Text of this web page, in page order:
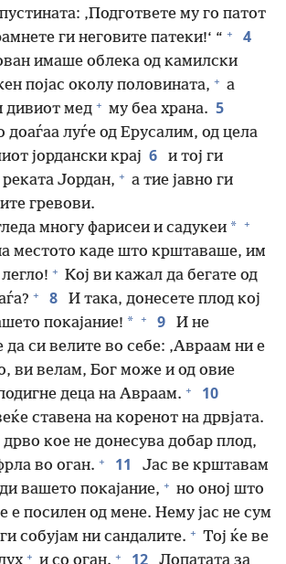
‚Подгответе му го патот
ги неговите патеки!‘ “ + 4
имаше облека од камилски
појас околу половината, + а
дивиот мед + му беа храна. 5
доаѓаа луѓе од Ерусалим, од цела
јордански крај 6
и тој ги
Јордан, + а тие јавно ги
гревови.
многу фарисеи и садукеи * +
местото каде што крштаваше, им
+ Кој ви кажал да бегате од
+ 8
И така, донесете плод кој
покајание! * + 9
И не
да си велите во себе: ‚Авраам ни е
ви велам, Бог може и од овие
деца на Авраам. + 10
ставена на коренот на дрвјата.
кое не донесува добар плод,
во оган. + 11
Јас ве крштавам
вашето покајание, + но оној што
е посилен од мене. Нему јас не сум
собујам ни сандалите. + Тој ќе ве
+ + 12